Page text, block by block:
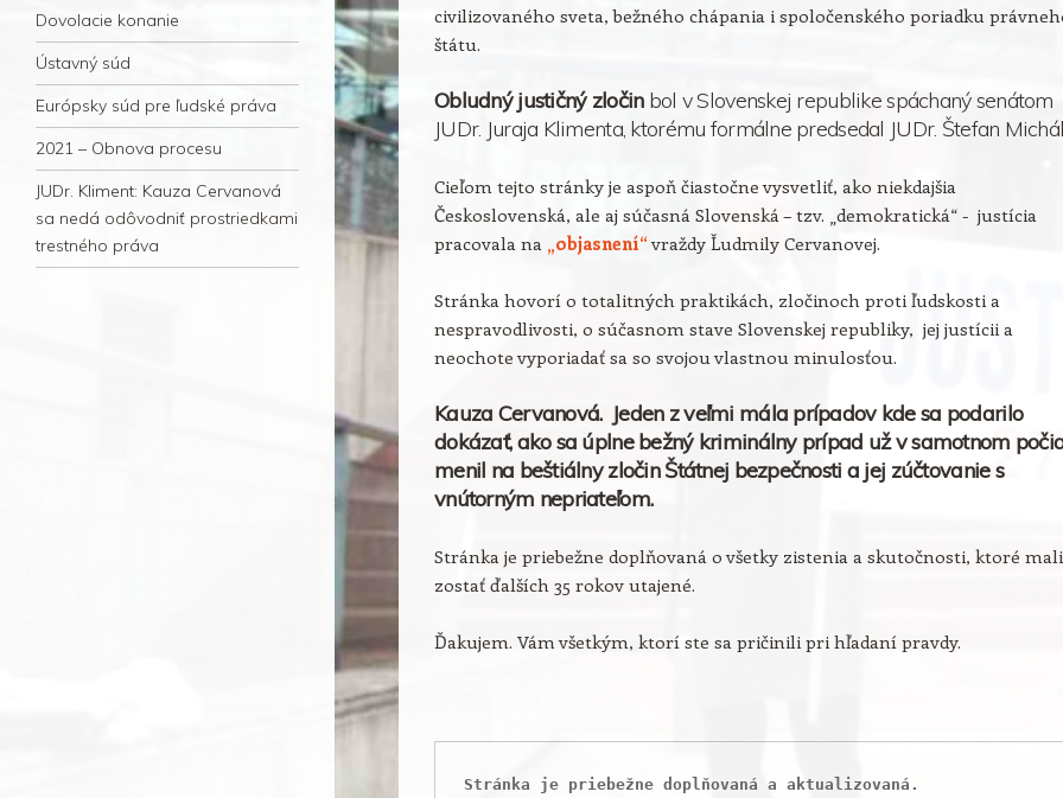
Dovolacie konanie
Ústavný súd
Európsky súd pre ľudské práva
2021 – Obnova procesu
JUDr. Kliment: Kauza Cervanová
sa nedá odôvodniť prostriedkami
trestného práva
civilizovaného sveta, bežného chápania i spoločenského poriadku
štátu.
Obludný justičný zločin bol v Slovenskej republike spáchaný senátom
JUDr. Juraja Klimenta, ktorému formálne predsedal JUDr. Štefan
Cieľom tejto stránky je aspoň čiastočne vysvetliť, ako niekdajšia
Československá, ale aj súčasná Slovenská – tzv. „demokratická“ - justícia
pracovala na „objasnení“vraždy Ľudmily Cervanovej.
Stránka hovorí o totalitných praktikách, zločinoch proti ľudskosti a
nespravodlivosti, o súčasnom stave Slovenskej republiky, jej justícii a
neochote vyporiadať sa so svojou vlastnou minulosťou.
Kauza Cervanová. Jeden z veľmi mála prípadov kde sa podarilo
dokázať, ako sa úplne bežný kriminálny prípad už v samotnom
menil na beštiálny zločin Štátnej bezpečnosti a jej zúčtovanie s
vnútorným nepriateľom.
Stránka je priebežne doplňovaná o všetky zistenia a skutočnosti, ktoré mali
zostať ďalších 35 rokov utajené.
Ďakujem. Vám všetkým, ktorí ste sa pričinili pri hľadaní pravdy.
Stránka je priebežne doplňovaná a aktualizovaná.